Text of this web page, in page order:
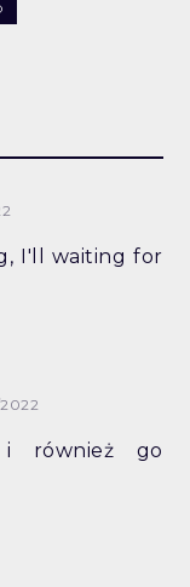
I'll waiting for
również go